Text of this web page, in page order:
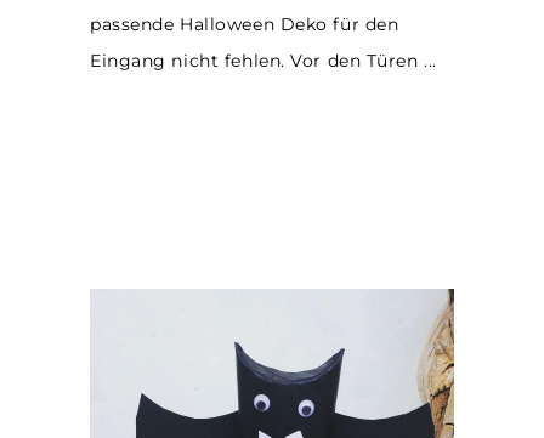
passende Halloween Deko für den
Eingang nicht fehlen. Vor den Türen